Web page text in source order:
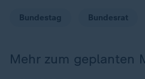
Bundestag Bundesrat
Mehr zum geplanten